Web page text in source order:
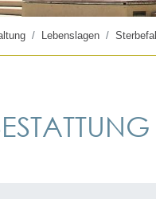
Lebenslagen Sterbefall